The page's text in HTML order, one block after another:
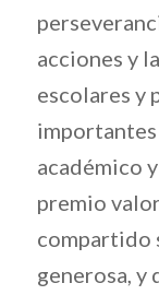
acciones y
escolares y
importantes
académico
premio
compartido
generosa, y